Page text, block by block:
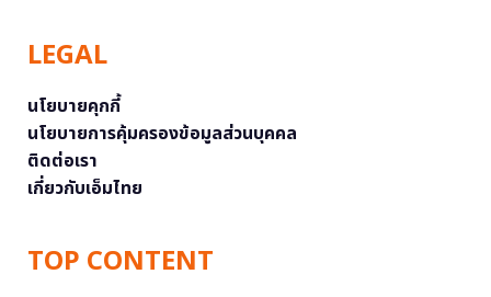
LEGAL
นโยบายคุกกี้
นโยบายการคุ้มครองข้อมูลส่วนบุคคล
ติดต่อเรา
เกี่ยวกับเอ็มไทย
TOP CONTENT